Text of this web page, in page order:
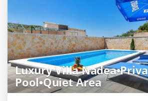
Luxury Villa
Pool•Quiet Area